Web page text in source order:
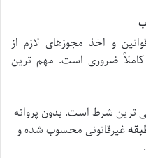
و اخذ مجوزهای لازم از
کاملاً ضروری است. مهم ترین
ترین شرط است. بدون پروانه
غیرقانونی محسوب شده و